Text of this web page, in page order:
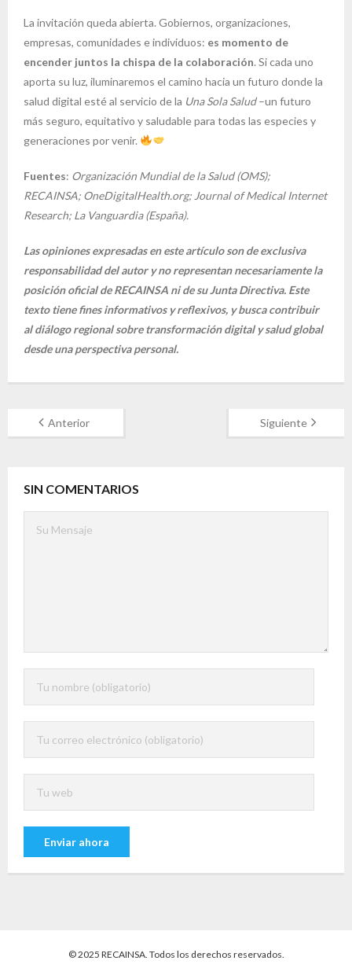
La invitación queda abierta. Gobiernos, organizaciones,
empresas, comunidades e individuos: es momento de
encender juntos la chispa de la colaboración. Si cada uno
aporta su luz, iluminaremos el camino hacia un futuro donde la
salud digital esté al servicio de la Una Sola Salud–un futuro
más seguro, equitativo y saludable para todas las especies y
generaciones por venir.
Fuentes: Organización Mundial de la Salud (OMS);
RECAINSA; OneDigitalHealth.org; Journal of Medical Internet
Research; La Vanguardia (España).
Las opiniones expresadas en este artículo son de exclusiva
responsabilidad del autor y no representan necesariamente la
posición oficial de RECAINSA ni de su Junta Directiva. Este
texto tiene fines informativos y reflexivos, y busca contribuir
al diálogo regional sobre transformación digital y salud global
desde una perspectiva personal.
Anterior Siguiente
SIN COMENTARIOS
© 2025 RECAINSA. Todos los derechos reservados.